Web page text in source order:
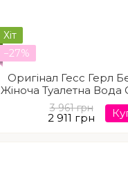
Хіт
−27%
Оригінал Гесс Герл
Жіноча Туалетна Вода
3 961 грн
2 911 грн